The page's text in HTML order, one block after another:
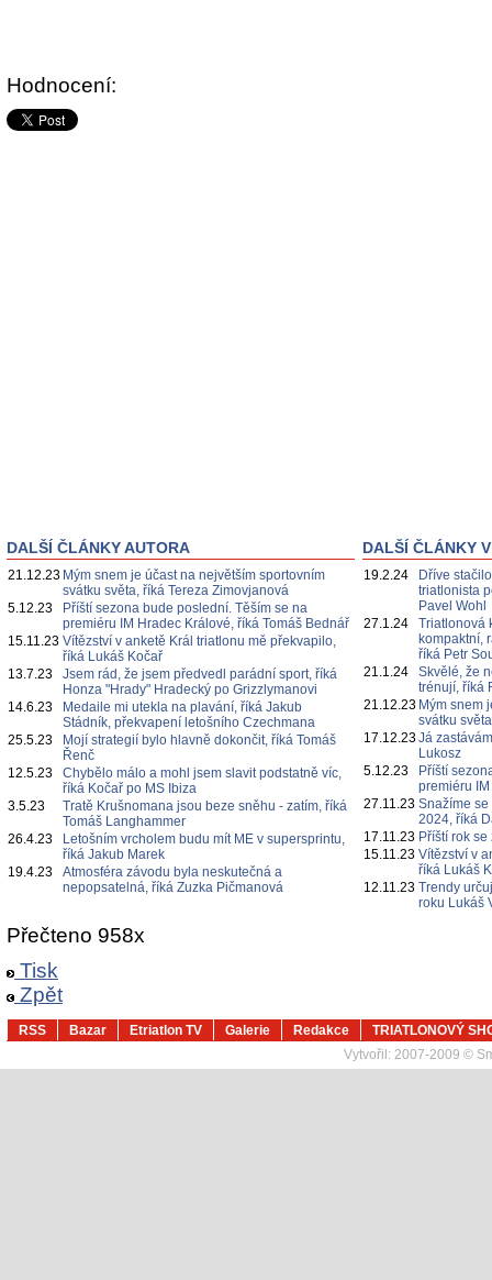
Hodnocení:
DALŠÍ ČLÁNKY AUTORA
21.12.23 Mým snem je účast na největším sportovním
svátku světa, říká Tereza Zimovjanová
5.12.23
Příští sezona bude poslední. Těším se na
premiéru IM Hradec Králové, říká Tomáš Bednář
15.11.23 Vítězství v anketě Král triatlonu mě překvapilo,
říká Lukáš Kočař
13.7.23
Jsem rád, že jsem předvedl parádní sport, říká
Honza "Hrady" Hradecký po Grizzlymanovi
14.6.23
Medaile mi utekla na plavání, říká Jakub
Stádník, překvapení letošního Czechmana
25.5.23
Mojí strategií bylo hlavně dokončit, říká Tomáš
Řenč
12.5.23
Chybělo málo a mohl jsem slavit podstatně víc,
říká Kočař po MS Ibiza
3.5.23
Tratě Krušnomana jsou beze sněhu - zatím, říká
Tomáš Langhammer
26.4.23
Letošním vrcholem budu mít ME v supersprintu,
říká Jakub Marek
19.4.23
Atmosféra závodu byla neskutečná a
nepopsatelná, říká Zuzka Pičmanová
DALŠÍ ČLÁNKY
19.2.24
Dříve
triatlonista
Pavel Wohl
27.1.24
Triatlonová
kompaktní,
říká Petr
21.1.24
Skvělé, že
trénují, říká
21.12.23 Mým snem
svátku
17.12.23Já
Lukosz
5.12.23
Příští
premiéru
27.11.23 Snažíme
2024, říká
17.11.23 Příští rok
15.11.23 Vítězství v
říká Lukáš
12.11.23 Trendy
roku Lukáš
Přečteno 958x
Tisk
Zpět
RSS Bazar Etriatlon TV Galerie Redakce
TRIATLONOVÝ
Vytvořil: 2007-2009 ©